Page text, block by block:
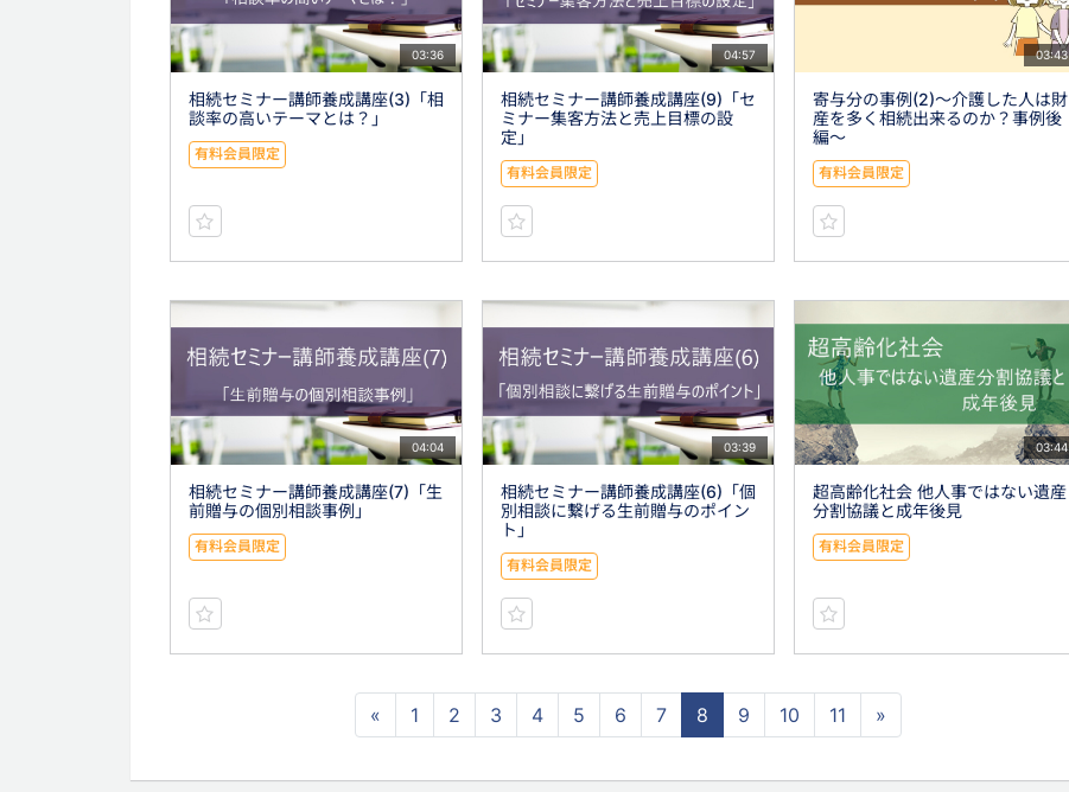
03:36
相続セミナー講師養成講座(3)「相
談率の高いテーマとは？」
有料会員限定
04:57
相続セミナー講師養成講座(9)「セ
ミナー集客方法と売上目標の設
定」
有料会員限定
03:43
寄与分の事例(2)〜介護した人は財
産を多く相続出来るのか？事例後
編〜
有料会員限定
04:04
相続セミナー講師養成講座(7)「生
前贈与の個別相談事例」
有料会員限定
03:39
相続セミナー講師養成講座(6)「個
別相談に繋げる生前贈与のポイン
ト」
有料会員限定
03:44
超高齢化社会 他人事ではない遺産
分割協議と成年後見
有料会員限定
« 1 2 3 4 5 6 7 8 9 10 11 »